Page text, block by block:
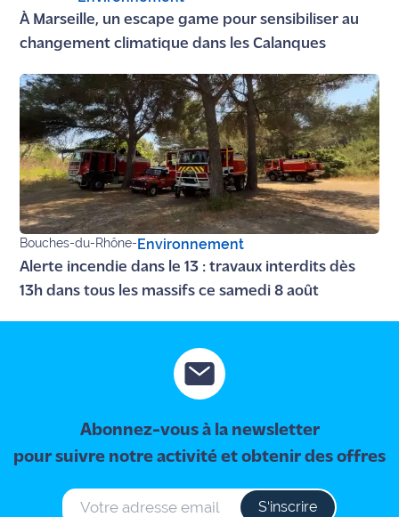
À Marseille, un escape game pour sensibiliser au
changement climatique dans les Calanques
Bouches-du-Rhône-Environnement
Alerte incendie dans le 13 : travaux interdits dès
13h dans tous les massifs ce samedi 8 août
Abonnez-vous à la newsletter
pour suivre notre activité et obtenir des offres
S‘inscrire